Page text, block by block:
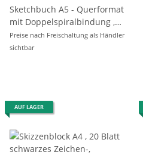
Sketchbuch A5 - Querformat
mit Doppelspiralbindung ,
140 g/m²
Preise nach Freischaltung als Händler
sichtbar
AUF LAGER